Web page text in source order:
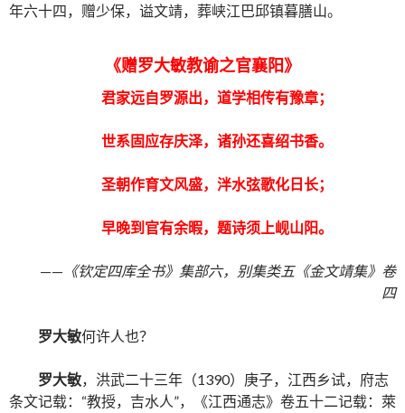
年六十四，赠少保，谥文靖，葬峡江巴邱镇暮膳山。
《赠罗大敏教谕之官襄阳》
君家远自罗源出，道学相传有豫章；
世系固应存庆泽，诸孙还喜绍书香。
圣朝作育文风盛，泮水弦歌化日长；
早晚到官有余暇，题诗须上岘山阳。
—— 《钦定四库全书》集部六，别集类五《金文靖集》卷
四
罗大敏何许人也？
罗大敏，洪武二十三年（1390）庚子，江西乡试，府志
条文记载：“教授，吉水人”，《江西通志》卷五十二记载：萊